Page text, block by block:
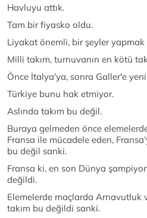
Havluyu attık.
Tam bir fiyasko oldu.
Liyakat önemli, bir şeyler yapmak
Milli takım, turnuvanın en kötü
Önce İtalya'ya, sonra Galler'e
Türkiye bunu hak etmiyor.
Aslında takım bu değil.
Buraya gelmeden önce
Fransa ile mücadele eden,
bu değil sanki.
Fransa ki, en son Dünya
değildi.
Elemelerde maçlarda Arnavutluk
takım bu değildi sanki.